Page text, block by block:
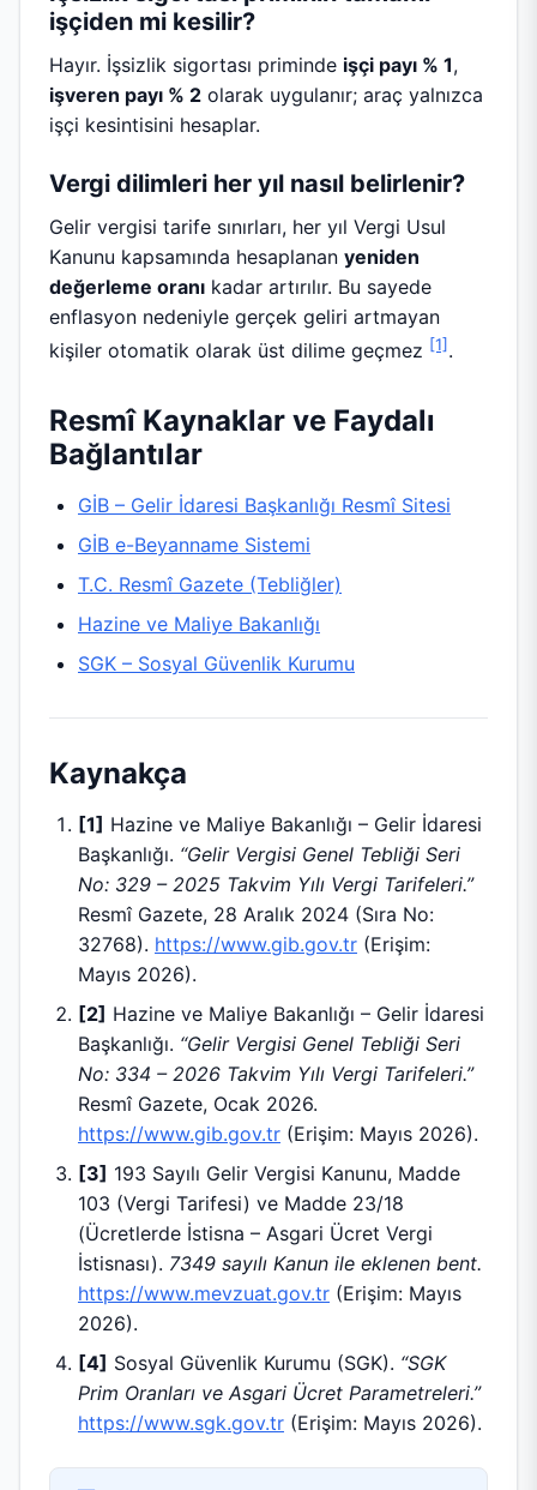
işçiden mi kesilir?
Hayır. İşsizlik sigortası priminde işçi payı % 1,
işveren payı % 2 olarak uygulanır; araç yalnızca
işçi kesintisini hesaplar.
Vergi dilimleri her yıl nasıl belirlenir?
Gelir vergisi tarife sınırları, her yıl Vergi Usul
Kanunu kapsamında hesaplanan yeniden
değerleme oranı kadar artırılır. Bu sayede
enflasyon nedeniyle gerçek geliri artmayan
kişiler otomatik olarak üst dilime geçmez [1] .
Resmî Kaynaklar ve Faydalı
Bağlantılar
GİB – Gelir İdaresi Başkanlığı Resmî Sitesi
GİB e-Beyanname Sistemi
T.C. Resmî Gazete (Tebliğler)
Hazine ve Maliye Bakanlığı
SGK – Sosyal Güvenlik Kurumu
Kaynakça
[1] Hazine ve Maliye Bakanlığı – Gelir İdaresi
Başkanlığı. “Gelir Vergisi Genel Tebliği Seri
No: 329 – 2025 Takvim Yılı Vergi Tarifeleri.”
Resmî Gazete, 28 Aralık 2024 (Sıra No:
32768). https://www.gib.gov.tr (Erişim:
Mayıs 2026).
[2] Hazine ve Maliye Bakanlığı – Gelir İdaresi
Başkanlığı. “Gelir Vergisi Genel Tebliği Seri
No: 334 – 2026 Takvim Yılı Vergi Tarifeleri.”
Resmî Gazete, Ocak 2026.
https://www.gib.gov.tr (Erişim: Mayıs 2026).
[3] 193 Sayılı Gelir Vergisi Kanunu, Madde
103 (Vergi Tarifesi) ve Madde 23/18
(Ücretlerde İstisna – Asgari Ücret Vergi
İstisnası). 7349 sayılı Kanun ile eklenen bent.
https://www.mevzuat.gov.tr (Erişim: Mayıs
2026).
[4] Sosyal Güvenlik Kurumu (SGK). “SGK
Prim Oranları ve Asgari Ücret Parametreleri.”
https://www.sgk.gov.tr (Erişim: Mayıs 2026).